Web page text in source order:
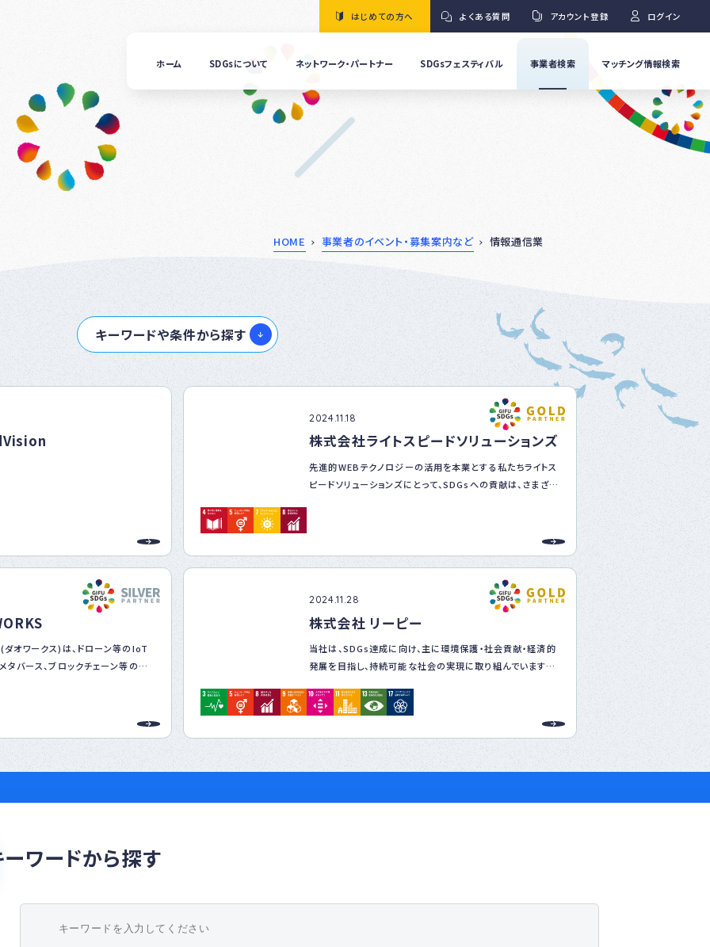
はじめての方へ よくある質問 アカウント登録 ログイン
ホーム SDGsについて ネットワーク・パートナー
の国
ぎふ」
につ
いて
いて
SDGsフェスティバル 事業者検索
ベ
・
募
集
内
な
マッチング情報検索
HOME 事業者のイベント・募集案内など 情報通信業
キーワードや条件から探す
2024.11.18
株式会社ライトスピードソリューションズ
先進的WEBテクノロジーの活用を本業とする私たちライトス
ピードソリューションズにとって、SDGsへの貢献は、さまざま
SDGsは長期目標であり「継続性」が重要だと考えます。先ず
は、背伸びをせずに従前からの取り組みを再定義して優先的
にすすめます。そして、継続により取り組みの深化と拡大を図
り持続可能な社会の実現に向けて邁進してまいります。
オワークス)は、ドローン等のIoT
タバース、ブロックチェーン等のデ
ます。
タル化推進による技術革新
2024.11.28
株式会社 リーピー
当社は、SDGs達成に向け、主に環境保護・社会貢献・経済的
発展を目指し、持続可能な社会の実現に取り組んでいます。
の貢献を重視。事業を通じた価値創造とともに、環境・社会へ
の持続的な取り組みを進めます。
ワードから探す